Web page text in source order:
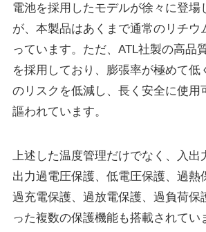
電池を採用したモデルが徐々に登場
が、本製品はあくまで通常のリチウ
っています。ただ、ATL社製の高品
を採用しており、膨張率が極めて低
のリスクを低減し、長く安全に使用
謳われています。
上述した温度管理だけでなく、入出
出力過電圧保護、低電圧保護、過熱
過充電保護、過放電保護、過負荷保
った複数の保護機能も搭載されてい